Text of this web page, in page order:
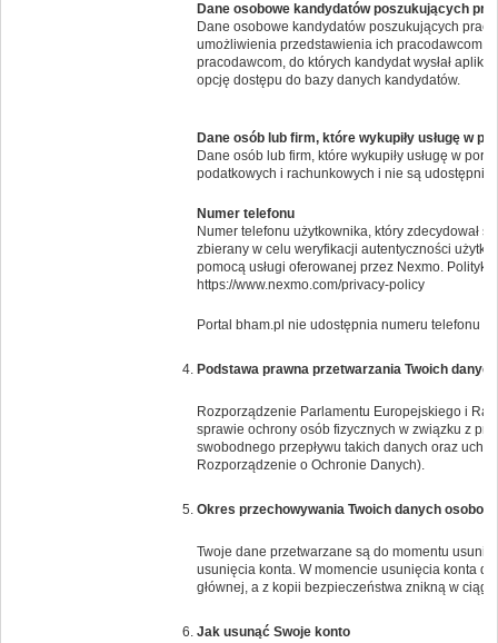
Dane osobowe kandydatów poszukujących
Dane osobowe kandydatów poszukujących
umożliwienia przedstawienia ich pracodawcom.
pracodawcom, do których kandydat wysłał
opcję dostępu do bazy danych kandydatów.
Dane osób lub firm, które wykupiły usługę w
Dane osób lub firm, które wykupiły usługę w
podatkowych i rachunkowych i nie są
Numer telefonu
Numer telefonu użytkownika, który zdecydował
zbierany w celu weryfikacji autentyczności
pomocą usługi oferowanej przez Nexmo.
https://www.nexmo.com/privacy-policy
Portal bham.pl nie udostępnia numeru telefonu
Podstawa prawna przetwarzania Twoich
Rozporządzenie Parlamentu Europejskiego i
sprawie ochrony osób fizycznych w związku z
swobodnego przepływu takich danych oraz
Rozporządzenie o Ochronie Danych).
Okres przechowywania Twoich danych
Twoje dane przetwarzane są do momentu
usunięcia konta. W momencie usunięcia konta
głównej, a z kopii bezpieczeństwa znikną w
Jak usunąć Swoje konto